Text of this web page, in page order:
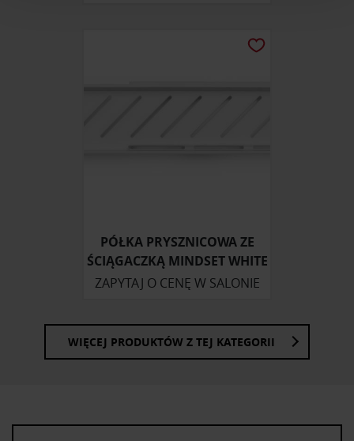
korzystasz z naszej witryny, udostępniamy partnerom
otrzymanymi od Ciebie lub uzyskanymi podczas
PÓŁKA PRYSZNICOWA ZE
ŚCIĄGACZKĄ MINDSET WHITE
ZAPYTAJ O CENĘ W SALONIE
WIĘCEJ PRODUKTÓW Z TEJ KATEGORII